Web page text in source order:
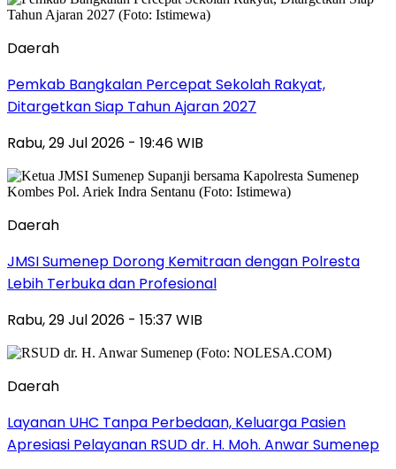
Daerah
Pemkab Bangkalan Percepat Sekolah Rakyat,
Ditargetkan Siap Tahun Ajaran 2027
Rabu, 29 Jul 2026 - 19:46 WIB
Daerah
JMSI Sumenep Dorong Kemitraan dengan Polresta
Lebih Terbuka dan Profesional
Rabu, 29 Jul 2026 - 15:37 WIB
Daerah
Layanan UHC Tanpa Perbedaan, Keluarga Pasien
Apresiasi Pelayanan RSUD dr. H. Moh. Anwar Sumenep